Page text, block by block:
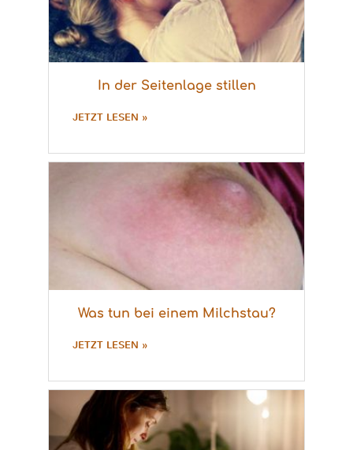
In der Seitenlage stillen
JETZT LESEN »
Was tun bei einem Milchstau?
JETZT LESEN »